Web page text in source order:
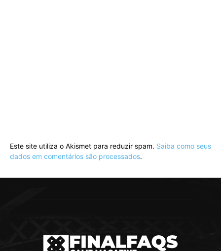
Este site utiliza o Akismet para reduzir spam. Saiba como seus
dados em comentários são processados.